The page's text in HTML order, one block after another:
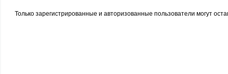
Только зарегистрированные и авторизованные пользователи могут